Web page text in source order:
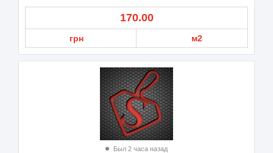
170.00
грн м2
Был 2 часа назад